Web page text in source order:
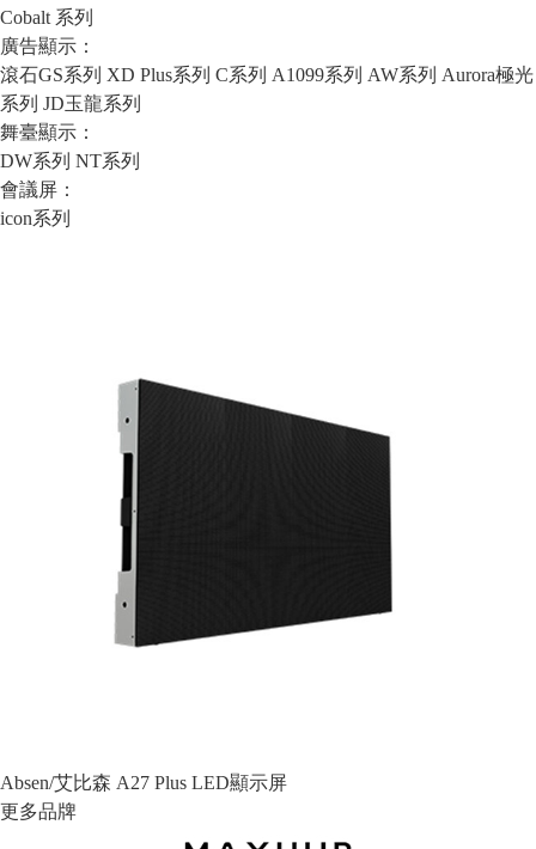
Cobalt 系列
廣告顯示：
滾石GS系列 XD Plus系列 C系列 A1099系列 AW系列 Aurora極光
系列 JD玉龍系列
舞臺顯示：
DW系列 NT系列
會議屏：
icon系列
Absen/艾比森 A27 Plus LED顯示屏
更多品牌